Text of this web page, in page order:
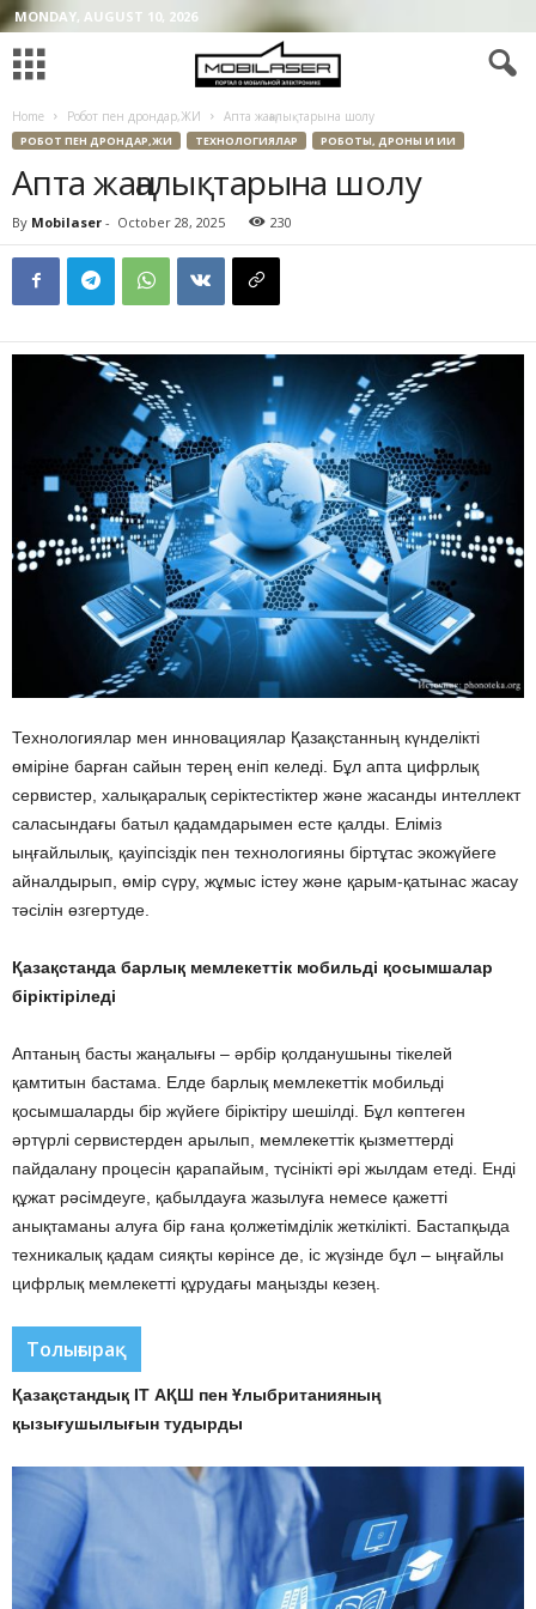
MONDAY, AUGUST 10, 2026
Home Робот пен дрондар,ЖИ Апта жаңалықтарына шолу
РОБОТ ПЕН ДРОНДАР,ЖИ ТЕХНОЛОГИЯЛАР РОБОТЫ, ДРОНЫ И ИИ
Апта жаңалықтарына шолу
By Mobilaser - October 28, 2025 230
Технологиялар мен инновациялар Қазақстанның күнделікті
өміріне барған сайын терең еніп келеді. Бұл апта цифрлық
сервистер, халықаралық серіктестіктер және жасанды интеллект
саласындағы батыл қадамдарымен есте қалды. Еліміз
ыңғайлылық, қауіпсіздік пен технологияны біртұтас экожүйеге
айналдырып, өмір сүру, жұмыс істеу және қарым-қатынас жасау
тәсілін өзгертуде.
Қазақстанда барлық мемлекеттік мобильді қосымшалар
біріктіріледі
Аптаның басты жаңалығы – әрбір қолданушыны тікелей
қамтитын бастама. Елде барлық мемлекеттік мобильді
қосымшаларды бір жүйеге біріктіру шешілді. Бұл көптеген
әртүрлі сервистерден арылып, мемлекеттік қызметтерді
пайдалану процесін қарапайым, түсінікті әрі жылдам етеді. Енді
құжат рәсімдеуге, қабылдауға жазылуға немесе қажетті
анықтаманы алуға бір ғана қолжетімділік жеткілікті. Бастапқыда
техникалық қадам сияқты көрінсе де, іс жүзінде бұл – ыңғайлы
цифрлық мемлекетті құрудағы маңызды кезең.
Толығырақ
Қазақстандық IT АҚШ пен Ұлыбританияның
қызығушылығын тудырды